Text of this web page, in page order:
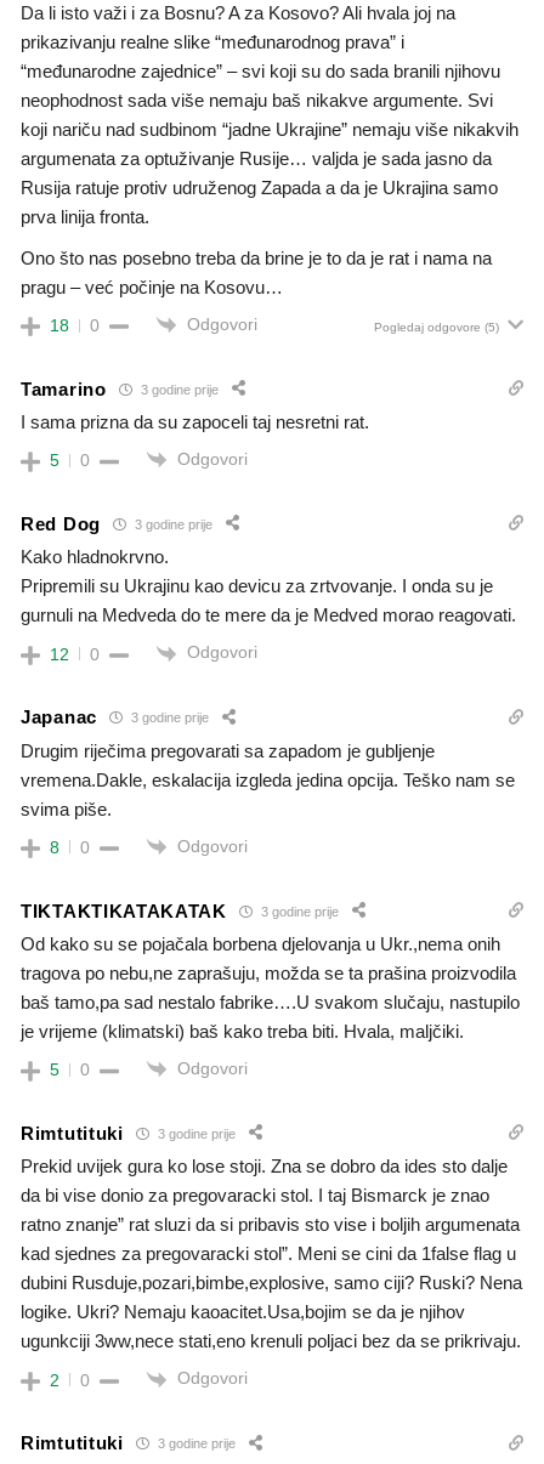
Da li isto važi i za Bosnu? A za Kosovo? Ali hvala joj na
prikazivanju realne slike “međunarodnog prava” i
“međunarodne zajednice” – svi koji su do sada branili njihovu
neophodnost sada više nemaju baš nikakve argumente. Svi
koji nariču nad sudbinom “jadne Ukrajine” nemaju više nikakvih
argumenata za optuživanje Rusije… valjda je sada jasno da
Rusija ratuje protiv udruženog Zapada a da je Ukrajina samo
prva linija fronta.
Ono što nas posebno treba da brine je to da je rat i nama na
pragu – već počinje na Kosovu…
18 0 Odgovori Pogledaj odgovore (5)
Tamarino 3 godine prije
I sama prizna da su zapoceli taj nesretni rat.
5 0 Odgovori
Red Dog 3 godine prije
Kako hladnokrvno.
Pripremili su Ukrajinu kao devicu za zrtvovanje. I onda su je
gurnuli na Medveda do te mere da je Medved morao reagovati.
12 0 Odgovori
Japanac 3 godine prije
Drugim riječima pregovarati sa zapadom je gubljenje
vremena.Dakle, eskalacija izgleda jedina opcija. Teško nam se
svima piše.
8 0 Odgovori
TIKTAKTIKATAKATAK 3 godine prije
Od kako su se pojačala borbena djelovanja u Ukr.,nema onih
tragova po nebu,ne zaprašuju, možda se ta prašina proizvodila
baš tamo,pa sad nestalo fabrike….U svakom slučaju, nastupilo
je vrijeme (klimatski) baš kako treba biti. Hvala, maljčiki.
5 0 Odgovori
Rimtutituki 3 godine prije
Prekid uvijek gura ko lose stoji. Zna se dobro da ides sto dalje
da bi vise donio za pregovaracki stol. I taj Bismarck je znao
ratno znanje” rat sluzi da si pribavis sto vise i boljih argumenata
kad sjednes za pregovaracki stol”. Meni se cini da 1false flag u
dubini Rusduje,pozari,bimbe,explosive, samo ciji? Ruski? Nena
logike. Ukri? Nemaju kaoacitet.Usa,bojim se da je njihov
ugunkciji 3ww,nece stati,eno krenuli poljaci bez da se prikrivaju.
2 0 Odgovori
Rimtutituki 3 godine prije